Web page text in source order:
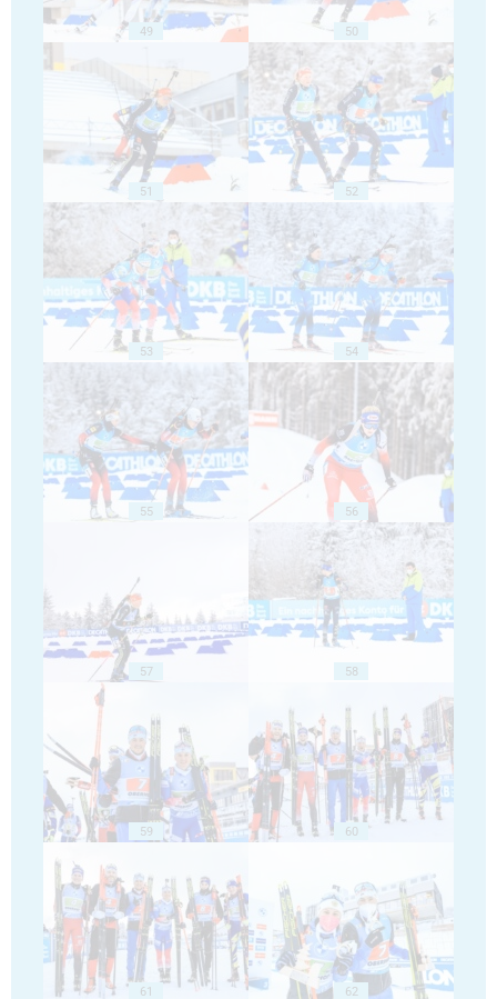
49 50
51 52
53 54
55 56
57 58
59 60
61 62